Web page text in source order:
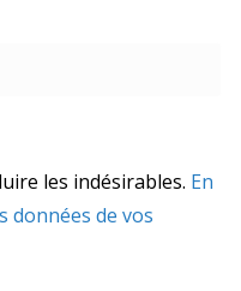
les indésirables. En
données de vos